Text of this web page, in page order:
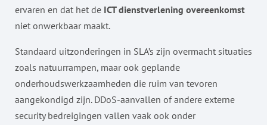
ervaren en dat het de ICT dienstverlening overeenkomst
niet onwerkbaar maakt.
Standaard uitzonderingen in SLA’s zijn overmacht situaties
zoals natuurrampen, maar ook geplande
onderhoudswerkzaamheden die ruim van tevoren
aangekondigd zijn. DDoS-aanvallen of andere externe
security bedreigingen vallen vaak ook onder